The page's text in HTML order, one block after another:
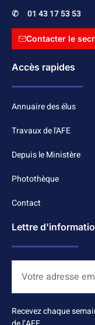
✆ 01 43 17 53 53
Contacter le
Accès rapides
Annuaire des élus
Travaux de l'AFE
Depuis le Ministère
Photothèque
Contact
Lettre
Recevez chaque